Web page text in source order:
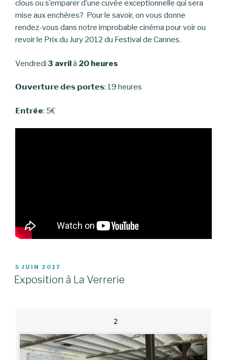
clous ou s’emparer d’une cuvée exceptionnelle qui sera
mise aux enchères? Pour le savoir, on vous donne
rendez-vous dans notre improbable cinéma pour voir ou
revoir le Prix du Jury 2012 du Festival de Cannes.
Vendredi 3 avrilà 20 heures
𝗢𝘂𝘃𝗲𝗿𝘁𝘂𝗿𝗲 𝗱𝗲𝘀 𝗽𝗼𝗿𝘁𝗲𝘀: 19 heures
𝗘𝗻𝘁𝗿ée: 5€
PUBLIÉ
LE
5 JUIN 2017
Exposition à La Verrerie
2